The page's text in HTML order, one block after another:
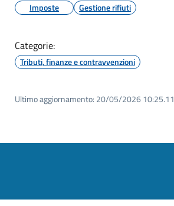
Imposte Gestione rifiuti
Categorie:
Tributi, finanze e contravvenzioni
Ultimo aggiornamento: 20/05/2026 10:25.11